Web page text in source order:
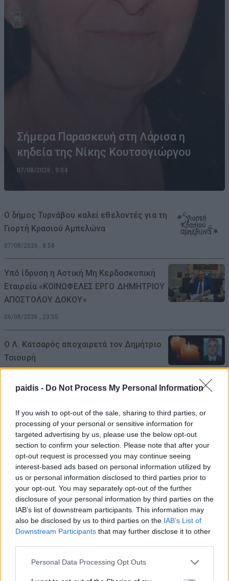
paidis - Do Not Process My Personal Information
If you wish to opt-out of the sale, sharing to third parties, or
processing of your personal or sensitive information for
targeted advertising by us, please use the below opt-out
section to confirm your selection. Please note that after your
opt-out request is processed you may continue seeing
interest-based ads based on personal information utilized by
us or personal information disclosed to third parties prior to
your opt-out. You may separately opt-out of the further
disclosure of your personal information by third parties on the
IAB’s list of downstream participants. This information may
also be disclosed by us to third parties on the IAB’s List of
Downstream Participants that may further disclose it to other
Personal Data Processing Opt Outs
Σήμερα Παρασκευή στη Λάρισα η
κηδεία της Νίκης Κουτσογιώργου
07/08/2026 , 9:04
Ο δήμος Τυρνάβου καλεί εθελοντές για τη
Γιορτή Κρασιού Αμπελώνα
07/08/2026 , 8:58
Υπό ίδρυση η Αστική Μη Κερδοσκοπική
Εταιρεία «ΚΟΙΝΩΦΕΛΕΣ ΕΡΓΟ ΔΗΜΗΤΡΙΟΥ
ΑΠΟΣΤΟΛΟΥ ΔΟΚΟΥ»
06/08/2026 , 23:55
Ο Λ. Κατσαρός αποχαιρετά τον Δημήτριο
Τσιουρή
με τέστ δεξιοτήτων
06/08/2026 , 23:33
Συνελήφθη 22χρονος για απόπειρα
απάτης σε βάρος Λαρισαίας
06/08/2026 , 23:25
ΠΕΑΕΑ – ΔΣΕ και Ενωση Συντακτών
τιμούν τον αγωωνιστή δημοσιογράφο Κ.
Βιδάλη
06/08/2026 , 23:19